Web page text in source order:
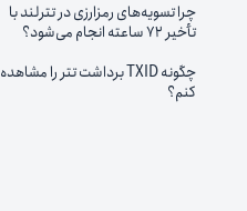
چرا تسویه‌های رمزارزی در تترلند با
تأخیر ۷۲ ساعته انجام می‌شود؟
چگونه TXID برداشت تتر را مشاهده
کنم؟